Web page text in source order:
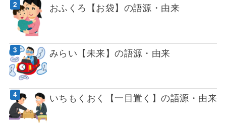
おふくろ【お袋】の語源・由来
みらい【未来】の語源・由来
いちもくおく【一目置く】の語源・由来